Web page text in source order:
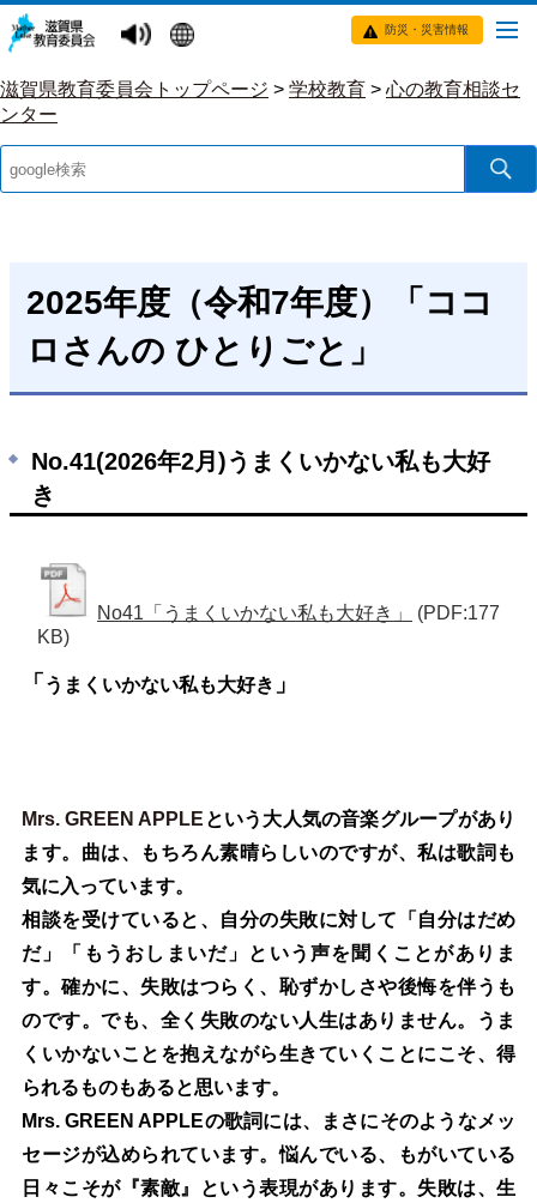
防災・災害情報
滋賀県教育委員会トップページ > 学校教育 > 心の教育相談セ
ンター
2025年度（令和7年度）「ココ
ロさんの ひとりごと」
No.41(2026年2月)うまくいかない私も大好
き
No41「うまくいかない私も大好き」
(PDF:177
KB)
「 うまくいかない私も大好き 」
Mrs. GREEN APPLE という大人気の音楽グループがあり
ます。曲は、もちろん素晴らしいのですが、私は歌詞も
気に入っています。
相談を受けていると、自分の失敗に対して「自分はだめ
だ」「もうおしまいだ」という声を聞くことがありま
す。確かに、失敗はつらく、恥ずかしさや後悔を伴うも
のです。でも、全く失敗のない人生はありません。うま
くいかないことを抱えながら生きていくことにこそ、得
られるものもあると思います。
Mrs. GREEN APPLEの歌詞には、まさにそのようなメッ
セージが込められています。悩んでいる、もがいている
日々こそが『素敵』という表現があります。失敗は、生